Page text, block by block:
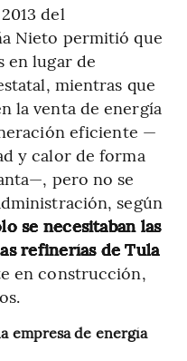
del
Nieto permitió que
en lugar de
mientras que
la venta de energía
eficiente —
y calor de forma
pero no se
según
se necesitaban las
refinerías de Tula
en construcción,
empresa de energía